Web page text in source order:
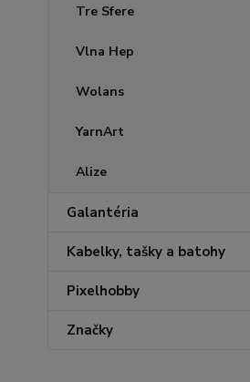
Tre Sfere
Vlna Hep
Wolans
YarnArt
Alize
Galantéria
Kabelky, tašky a batohy
Pixelhobby
Značky